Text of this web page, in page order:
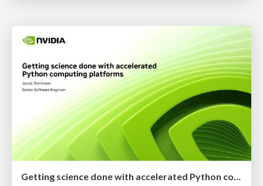
Getting science done with accelerated Python computing platforms